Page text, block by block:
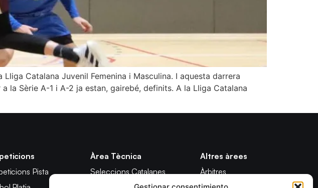
Catalana Juvenil Femenina i Masculina. I aquesta darrera
la Sèrie A-1 i A-2 ja estan, gairebé, definits. A la Lliga Catalana
Pista
Àrea Tècnica
Seleccions Catalanes
Altres àrees
Àrbitres